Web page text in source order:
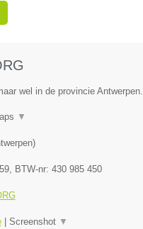
wel in de provincie Antwerpen.
▼
)
, BTW-nr: 430 985 450
| Screenshot ▼